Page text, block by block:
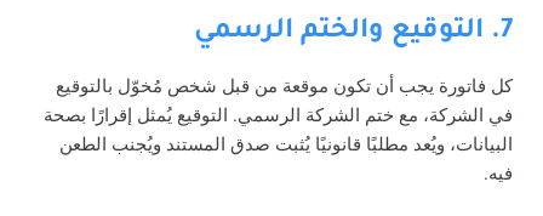
7. التوقيع والختم الرسمي
كل فاتورة يجب أن تكون موقعة من قبل شخص مُخوّل بالتوقيع
في الشركة، مع ختم الشركة الرسمي. التوقيع يُمثل إقرارًا بصحة
البيانات، ويُعد مطلبًا قانونيًا يُثبت صدق المستند ويُجنب الطعن
فيه.